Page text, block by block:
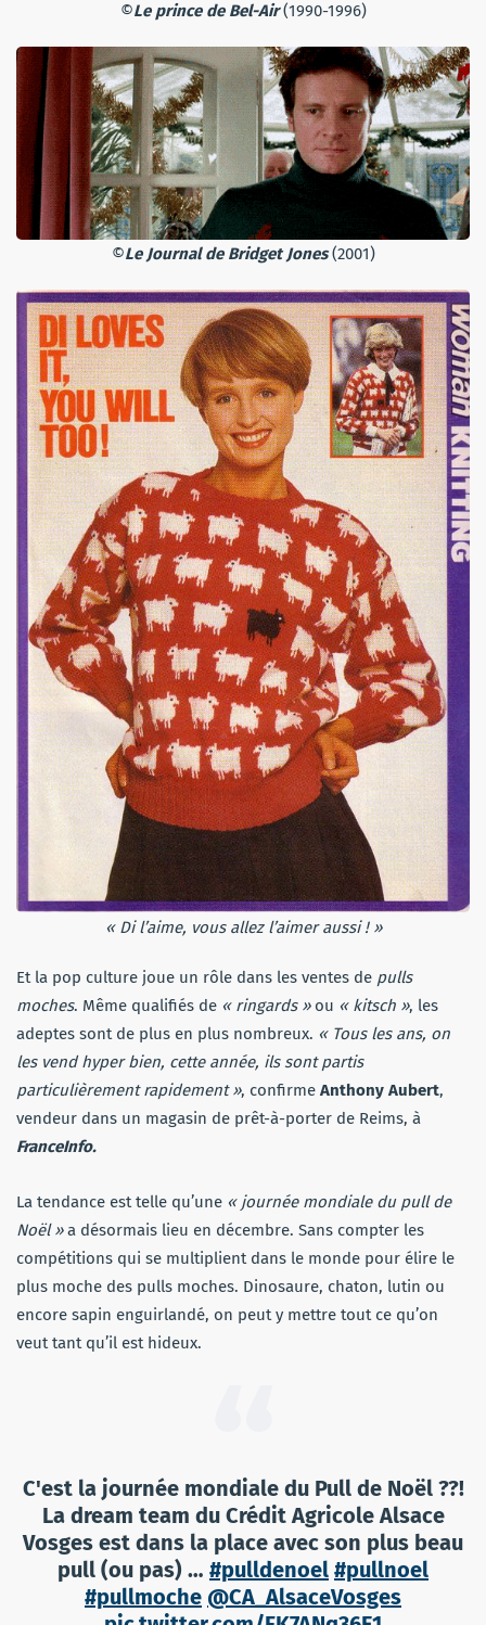
©Le prince de Bel-Air(1990-1996)
©Le Journal de Bridget Jones(2001)
« Di l’aime, vous allez l’aimer aussi ! »
Et la pop culture joue un rôle dans les ventes de pulls
moches. Même qualifiés de « ringards »ou « kitsch », les
adeptes sont de plus en plus nombreux. « Tous les ans, on
les vend hyper bien, cette année, ils sont partis
particulièrement rapidement », confirme Anthony Aubert,
vendeur dans un magasin de prêt-à-porter de Reims, à
FranceInfo.
La tendance est telle qu’une « journée mondiale du pull de
Noël »a désormais lieu en décembre. Sans compter les
compétitions qui se multiplient dans le monde pour élire le
plus moche des pulls moches. Dinosaure, chaton, lutin ou
encore sapin enguirlandé, on peut y mettre tout ce qu’on
veut tant qu’il est hideux.
C'est la journée mondiale du Pull de Noël ??!
La dream team du Crédit Agricole Alsace
Vosges est dans la place avec son plus beau
pull (ou pas) … #pulldenoel #pullnoel
#pullmoche @CA_AlsaceVosges